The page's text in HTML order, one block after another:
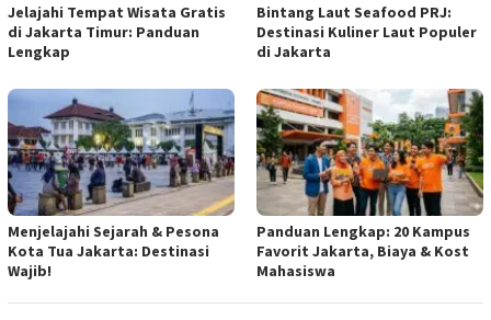
Jelajahi Tempat Wisata Gratis
di Jakarta Timur: Panduan
Lengkap
Bintang Laut Seafood PRJ:
Destinasi Kuliner Laut Populer
di Jakarta
Menjelajahi Sejarah & Pesona
Kota Tua Jakarta: Destinasi
Wajib!
Panduan Lengkap: 20 Kampus
Favorit Jakarta, Biaya & Kost
Mahasiswa